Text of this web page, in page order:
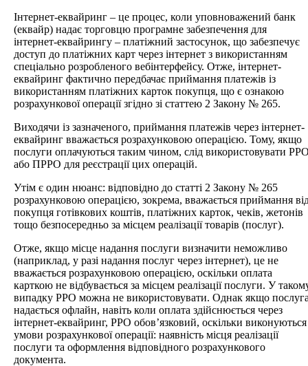
Інтернет-еквайринг – це процес, коли уповноважений банк
(еквайр) надає торговцю програмне забезпечення для
інтернет-еквайрингу – платіжний застосунок, що забезпечує
доступ до платіжних карт через інтернет з використанням
спеціально розробленого вебінтерфейсу. Отже, інтернет-
еквайринг фактично передбачає приймання платежів із
використанням платіжних карток покупця, що є ознакою
розрахункової операції згідно зі статтею 2 Закону № 265.
Виходячи із зазначеного, приймання платежів через інтернет-
еквайринг вважається розрахунковою операцією. Тому, якщо
послуги оплачуються таким чином, слід використовувати
або ПРРО для реєстрації цих операцій.
Утім є один нюанс: відповідно до статті 2 Закону № 265
розрахунковою операцією, зокрема, вважається приймання
покупця готівкових коштів, платіжних карток, чеків, жетонів
тощо безпосередньо за місцем реалізації товарів (послуг).
Отже, якщо місце надання послуги визначити неможливо
(наприклад, у разі надання послуг через інтернет), це не
вважається розрахунковою операцією, оскільки оплата
карткою не відбувається за місцем реалізації послуги. У
випадку РРО можна не використовувати. Однак якщо
надається офлайн, навіть коли оплата здійснюється через
інтернет-еквайринг, РРО обов’язковий, оскільки виконуються
умови розрахункової операції: наявність місця реалізації
послуги та оформлення відповідного розрахункового
документа.